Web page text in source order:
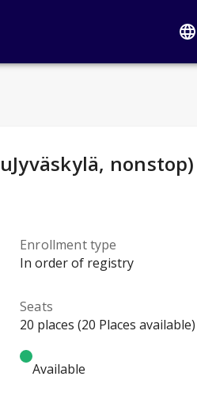
nonstop)
Enrollment type
In order of registry
Seats
20 places (20 Places available)
Available